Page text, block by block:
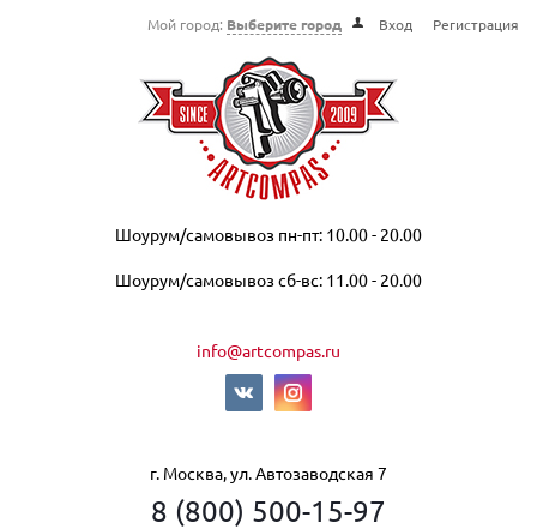
Мой город: Выберите город Вход Регистрация
Шоурум/самовывоз пн-пт: 10.00 - 20.00
Шоурум/самовывоз сб-вс: 11.00 - 20.00
info@artcompas.ru
г. Москва, ул. Автозаводская 7
8 (800) 500-15-97